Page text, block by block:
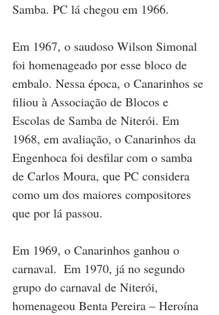
Samba. PC lá chegou em 1966.
Em 1967, o saudoso Wilson Simonal
foi homenageado por esse bloco de
embalo. Nessa época, o Canarinhos se
filiou à Associação de Blocos e
Escolas de Samba de Niterói. Em
1968, em avaliação, o Canarinhos da
Engenhoca foi desfilar com o samba
de Carlos Moura, que PC considera
como um dos maiores compositores
que por lá passou.
Em 1969, o Canarinhos ganhou o
carnaval.  Em 1970, já no segundo
grupo do carnaval de Niterói,
homenageou Benta Pereira – Heroína